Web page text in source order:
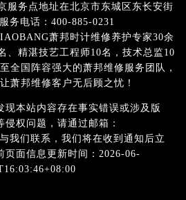
服务点地址在北京市东城区东长安街
务电话：400-885-0231
萧邦时计维修养护专家30余
、精湛技艺工程师10名，技术总监10
全国阵容强大的萧邦维修服务团队，
萧邦维修客户无后顾之忧！
现本站内容存在事实错误或涉及版
侵权问题，请通过邮箱：
我们联系，我们将在收到通知后立
页面信息更新时间：2026-06-